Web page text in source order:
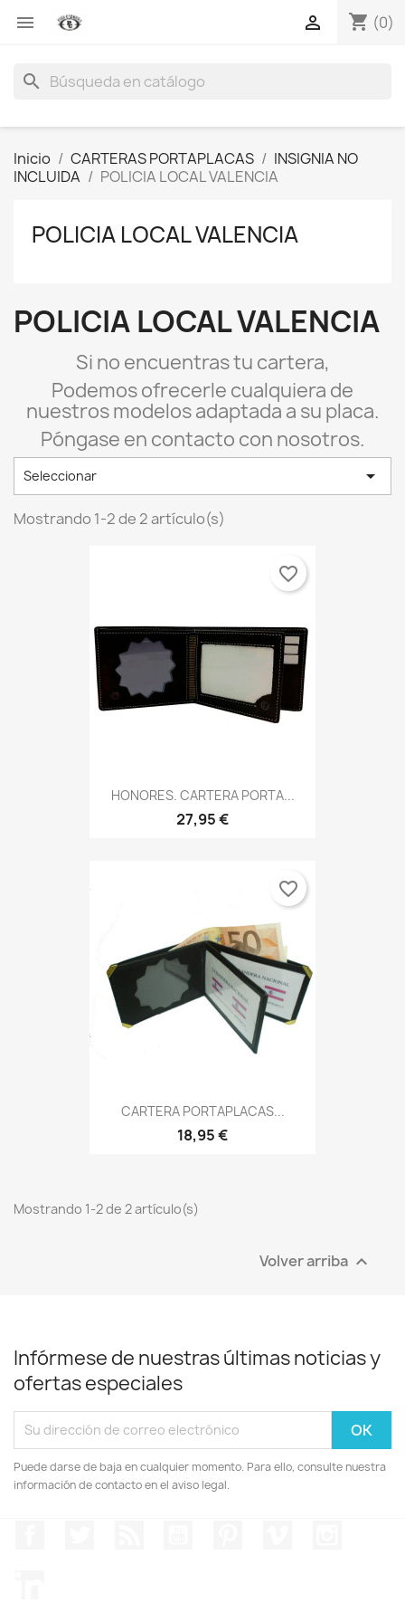
 shopping_cart (0)

search
Inicio CARTERAS PORTAPLACAS
INSIGNIA NO
INCLUIDA
POLICIA LOCAL VALENCIA
POLICIA LOCAL VALENCIA
POLICIA LOCAL VALENCIA
Si no encuentras tu cartera,
Podemos ofrecerle cualquiera de
nuestros modelos adaptada a su placa.
Póngase en contacto con nosotros.
Seleccionar 
Mostrando 1-2 de 2 artículo(s)
HONORES. CARTERA PORTA...
27,95 €
favorite_border
CARTERA PORTAPLACAS...
18,95 €
favorite_border
Mostrando 1-2 de 2 artículo(s)
Volver arriba 
Infórmese de nuestras últimas noticias y
ofertas especiales
Puede darse de baja en cualquier momento. Para ello, consulte nuestra
información de contacto en el aviso legal.